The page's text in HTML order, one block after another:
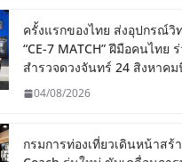
ครั้งแรกของไทย ส่งอุปกรณ์วิ
“CE-7 MATCH” ฝีมือคนไทย
สำรวจดวงจันทร์ 24 สิงหาค
04/08/2026
กรมการท่องเที่ยวเดินหน้าสร้